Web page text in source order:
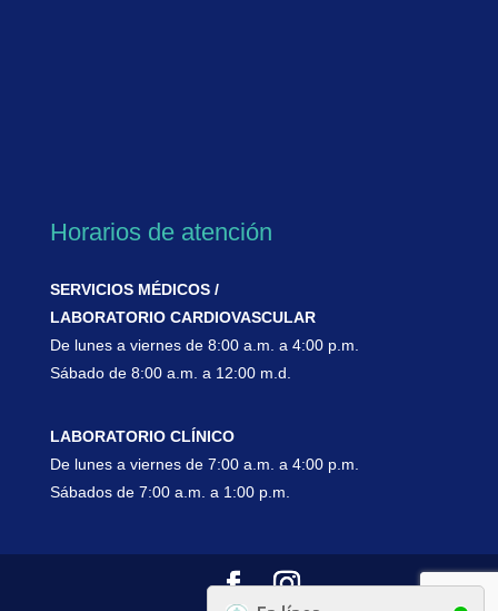
Horarios de atención
SERVICIOS MÉDICOS /
LABORATORIO CARDIOVASCULAR
De lunes a viernes de 8:00 a.m. a 4:00 p.m.
Sábado de 8:00 a.m. a 12:00 m.d.
LABORATORIO CLÍNICO
De lunes a viernes de 7:00 a.m. a 4:00 p.m.
Sábados de 7:00 a.m. a 1:00 p.m.